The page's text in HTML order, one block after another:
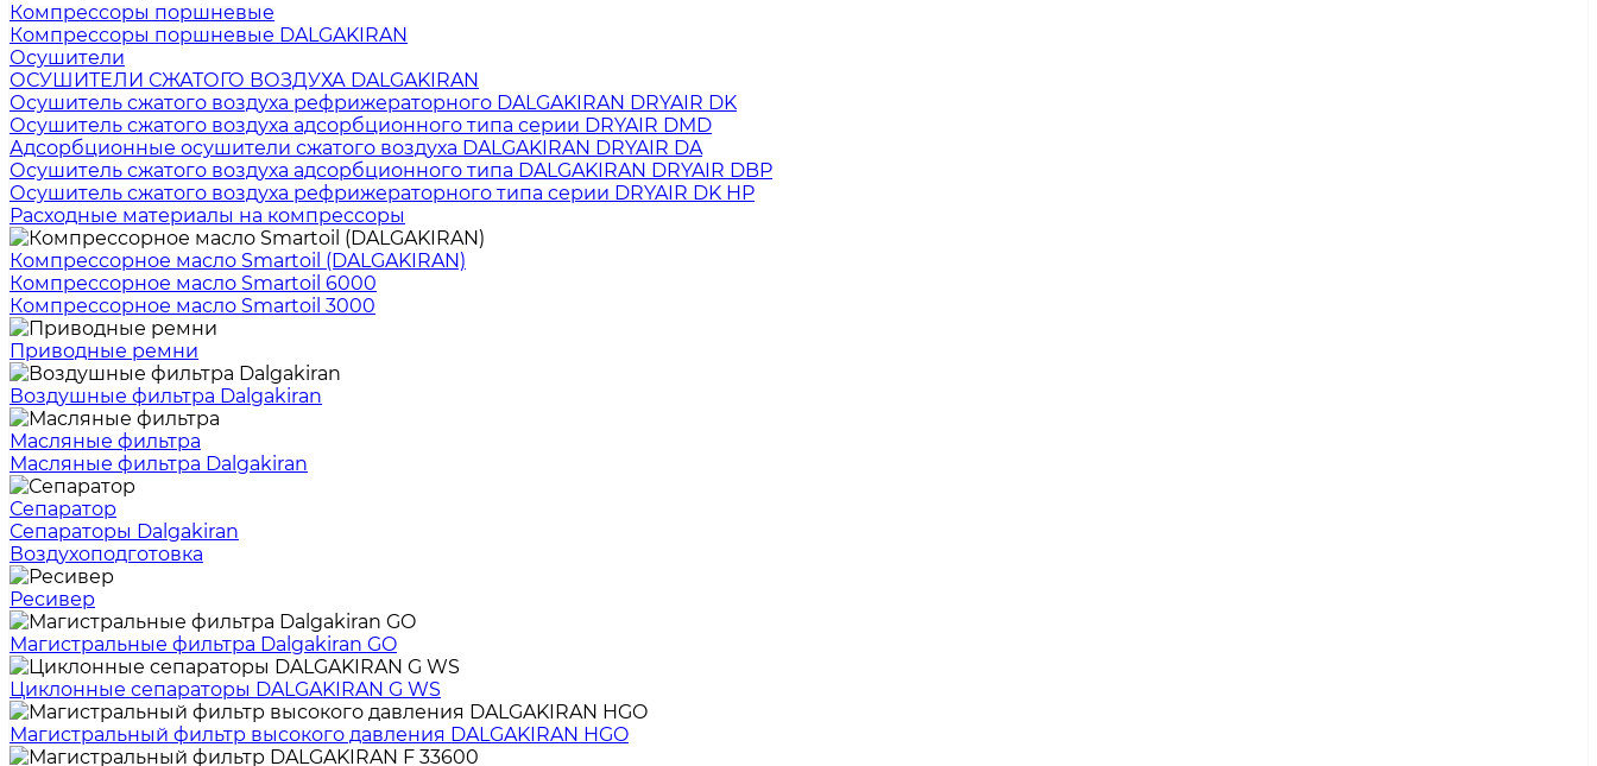
Компрессоры поршневые
Компрессоры поршневые DALGAKIRAN
Осушители
ОСУШИТЕЛИ СЖАТОГО ВОЗДУХА DALGAKIRAN
Осушитель сжатого воздуха рефрижераторного DALGAKIRAN DRYAIR DK
Осушитель сжатого воздуха адсорбционного типа серии DRYAIR DMD
Адсорбционные осушители сжатого воздуха DALGAKIRAN DRYAIR DA
Осушитель сжатого воздуха адсорбционного типа DALGAKIRAN DRYAIR DBP
Осушитель сжатого воздуха рефрижераторного типа cерии DRYAIR DK HP
Расходные материалы на компрессоры
Компрессорное масло Smartoil (DALGAKIRAN)
Компрессорное масло Smartoil 6000
Компрессорное масло Smartoil 3000
Приводные ремни
Воздушные фильтра Dalgakiran
Масляные фильтра
Масляные фильтра Dalgakiran
Сепаратор
Сепараторы Dalgakiran
Воздухоподготовка
Ресивер
Магистральные фильтра Dalgakiran GO
Циклонные сепараторы DALGAKIRAN G WS
Магистральный фильтр высокого давления DALGAKIRAN HGO